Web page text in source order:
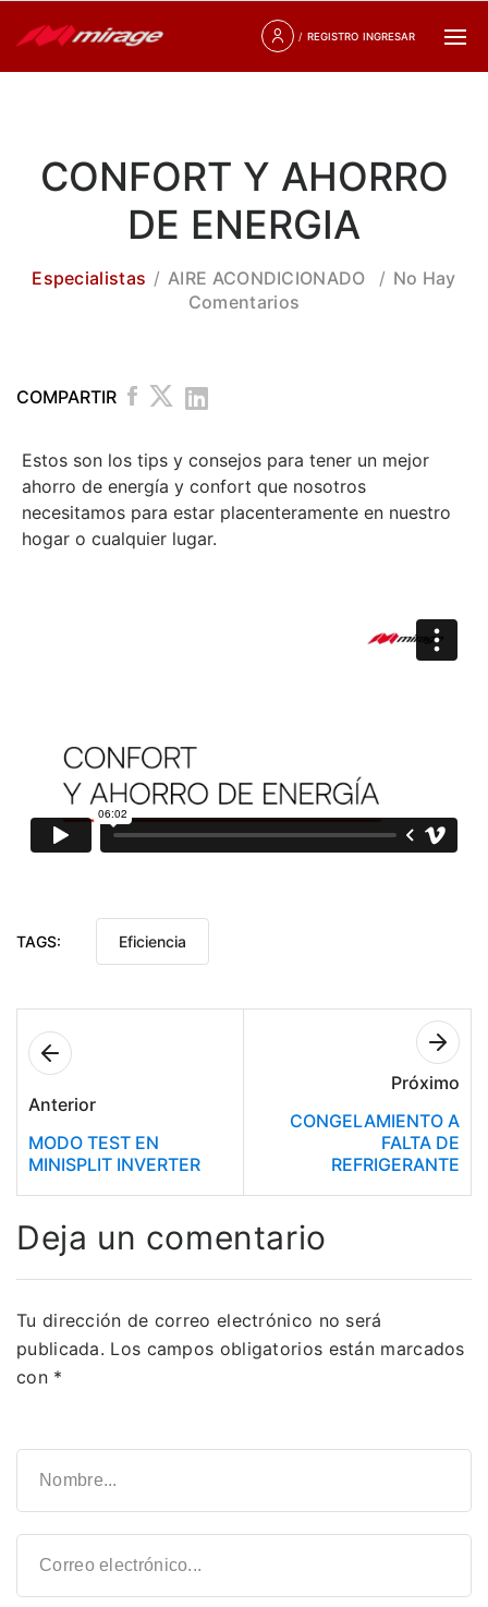
/ REGISTRO INGRESAR
CONFORT Y AHORRO
DE ENERGIA
Especialistas AIRE ACONDICIONADO
No Hay
Comentarios
COMPARTIR
Estos son los tips y consejos para tener un mejor
ahorro de energía y confort que nosotros
necesitamos para estar placenteramente en nuestro
hogar o cualquier lugar.
TAGS: Eficiencia
Anterior
MODO TEST EN
MINISPLIT INVERTER
Próximo
CONGELAMIENTO A
FALTA DE
REFRIGERANTE
Deja un comentario
Tu dirección de correo electrónico no será
publicada. Los campos obligatorios están marcados
con *